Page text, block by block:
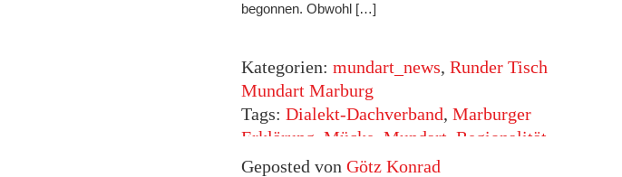
begonnen. Obwohl […]
Kategorien: mundart_news, Runder Tisch
Mundart Marburg
Tags: Dialekt-Dachverband, Marburger
Erklärung Mücke Mundart Regionalität
Vielfalt
Geposted von Götz Konrad